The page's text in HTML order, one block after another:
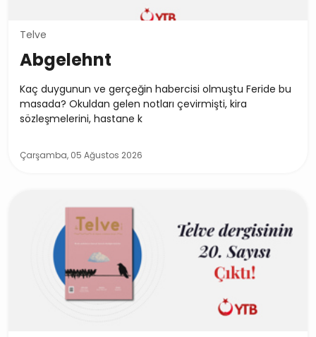
Telve
Abgelehnt
Kaç duygunun ve gerçeğin habercisi olmuştu Feride bu
masada? Okuldan gelen notları çevirmişti, kira
sözleşmelerini, hastane k
Çarşamba, 05 Ağustos 2026